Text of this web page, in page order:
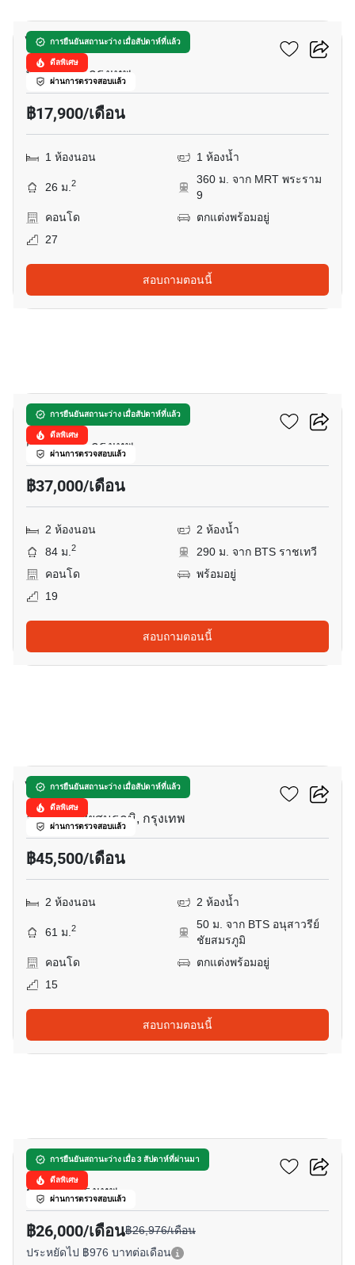
การยืนยันสถานะว่าง เมื่อสัปดาห์ที่แล้ว
ดีลพิเศษ
ผ่านการตรวจสอบแล้ว
ไลฟ์ อโศก - พระราม 9
พระราม 9, กรุงเทพ
฿17,900/เดือน
1 ห้องนอน 1 ห้องน้ำ
26 ม.2
360 ม. จาก MRT พระราม
9
คอนโด
ตกแต่งพร้อมอยู่
27
สอบถามตอนนี้
การยืนยันสถานะว่าง เมื่อสัปดาห์ที่แล้ว
ดีลพิเศษ
ผ่านการตรวจสอบแล้ว
ดิ แอดเดรส สยาม
เพชรรามา, กรุงเทพ
฿37,000/เดือน
2 ห้องนอน
2 ห้องน้ำ
84 ม.2
290 ม. จาก BTS ราชเทวี
คอนโด
พร้อมอยู่
19
สอบถามตอนนี้
การยืนยันสถานะว่าง เมื่อสัปดาห์ที่แล้ว
ดีลพิเศษ
ผ่านการตรวจสอบแล้ว
ไอดีโอ คิว วิคตอรี่
อนุสาวรีย์ชัยสมรภูมิ, กรุงเทพ
฿45,500/เดือน
2 ห้องนอน 2 ห้องน้ำ
61 ม.2
50 ม. จาก BTS อนุสาวรีย์
ชัยสมรภูมิ
คอนโด
ตกแต่งพร้อมอยู่
15
สอบถามตอนนี้
การยืนยันสถานะว่าง เมื่อ 3 สัปดาห์ที่ผ่านมา
ดีลพิเศษ
ผ่านการตรวจสอบแล้ว
ดิ แอดเดรส สยาม-ราชเทวี
ราชเทวี, กรุงเทพ
฿26,000/เดือน฿26,976/เดือน
ประหยัดไป ฿976 บาทต่อเดือน